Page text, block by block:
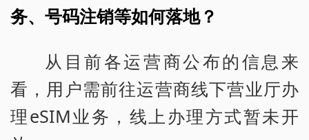
务、号码注销等如何落地？
从目前各运营商公布的信息来
看，用户需前往运营商线下营业厅办
理eSIM业务，线上办理方式暂未开